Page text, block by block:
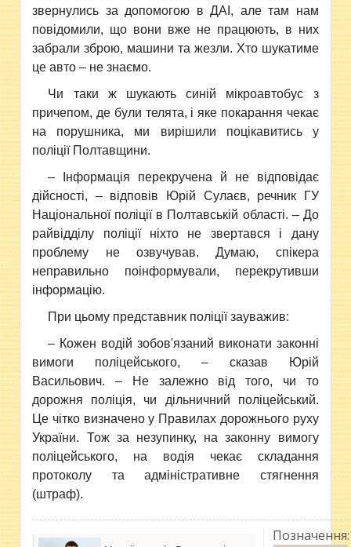
звернулись за допомогою в ДАІ, але там нам
повідомили, що вони вже не працюють, в них
забрали зброю, машини та жезли. Хто шукатиме
це авто – не знаємо.
Чи таки ж шукають синій мікроавтобус з
причепом, де були телята, і яке покарання чекає
на порушника, ми вирішили поцікавитись у
поліції Полтавщини.
– Інформація перекручена й не відповідає
дійсності, – відповів Юрій Сулаєв, речник ГУ
Національної поліції в Полтавській області. – До
райвідділу поліції ніхто не звертався і дану
проблему не озвучував. Думаю, спікера
неправильно поінформували, перекрутивши
інформацію.
При цьому представник поліції зауважив:
– Кожен водій зобов'язаний виконати законні
вимоги поліцейського, – сказав Юрій
Васильович. – Не залежно від того, чи то
дорожня поліція, чи дільничний поліцейський.
Це чітко визначено у Правилах дорожнього руху
України. Тож за незупинку, на законну вимогу
поліцейського, на водія чекає складання
протоколу та адміністративне стягнення
(штраф).
Позначення: